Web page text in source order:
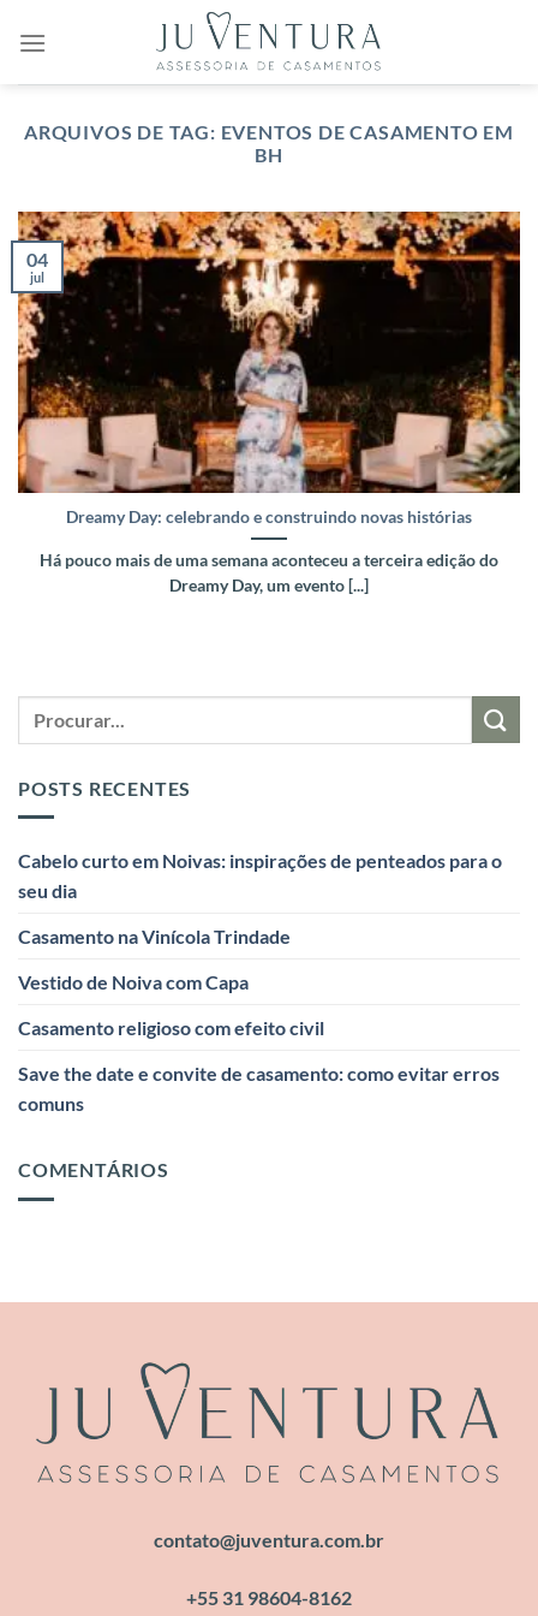
ARQUIVOS DE TAG: EVENTOS DE CASAMENTO EM
BH
Dreamy Day: celebrando e construindo novas histórias
Há pouco mais de uma semana aconteceu a terceira edição do
Dreamy Day, um evento [...]
04
jul
POSTS RECENTES
Cabelo curto em Noivas: inspirações de penteados para o
seu dia
Casamento na Vinícola Trindade
Vestido de Noiva com Capa
Casamento religioso com efeito civil
Save the date e convite de casamento: como evitar erros
comuns
COMENTÁRIOS
contato@juventura.com.br
+55 31 98604-8162